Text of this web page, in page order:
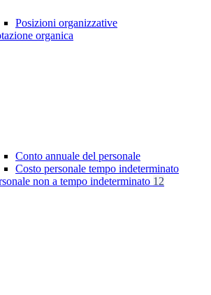
Posizioni organizzative
organica
Conto annuale del personale
Costo personale tempo indeterminato
non a tempo indeterminato 12